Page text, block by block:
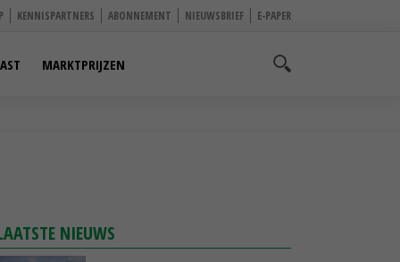
KENNISPARTNERS ABONNEMENT NIEUWSBRIEF E-PAPER
MARKTPRIJZEN
NIEUWS